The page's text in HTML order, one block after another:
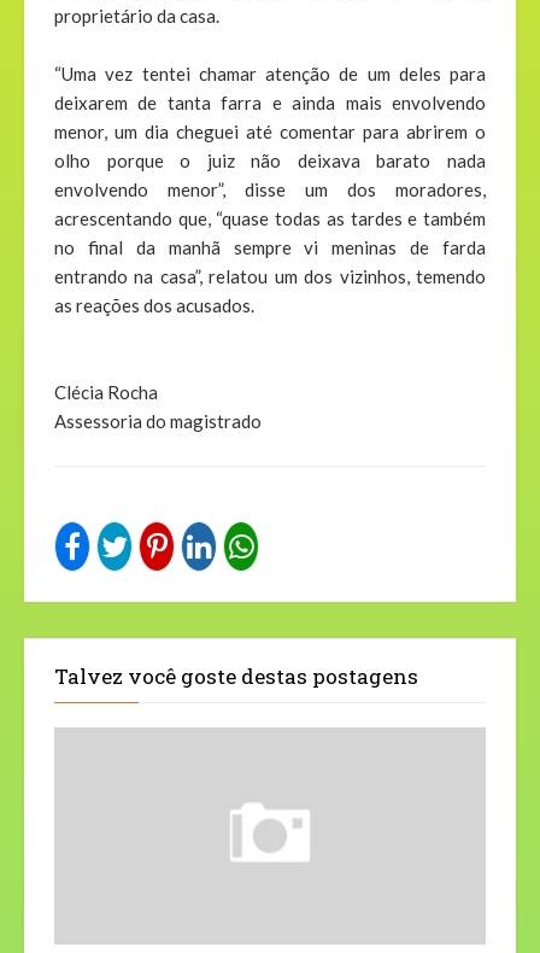
proprietário da casa.
“Uma vez tentei chamar atenção de um deles para
deixarem de tanta farra e ainda mais envolvendo
menor, um dia cheguei até comentar para abrirem o
olho porque o juiz não deixava barato nada
envolvendo menor”, disse um dos moradores,
acrescentando que, “quase todas as tardes e também
no final da manhã sempre vi meninas de farda
entrando na casa”, relatou um dos vizinhos, temendo
as reações dos acusados.
Clécia Rocha
Assessoria do magistrado
Talvez você goste destas postagens